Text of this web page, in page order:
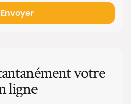
Envoyer
votre
ligne